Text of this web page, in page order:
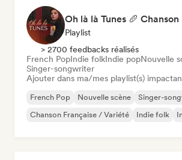
Playlist
> 2700 feedbacks réalisés
French PopIndie folkIndie popNouvelle
Singer-songwriter
Ajouter dans ma/mes playlist(s)
French Pop Nouvelle scène
Singer-
Chanson Française / Variété
Indie folk